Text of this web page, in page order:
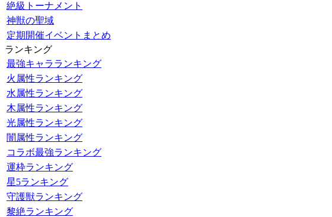
絶級トーナメント
神獣の聖域
定期開催イベントまとめ
ランキング
最強キャラランキング
火属性ランキング
水属性ランキング
木属性ランキング
光属性ランキング
闇属性ランキング
コラボ最強ランキング
運枠ランキング
星5ランキング
守護獣ランキング
黎絶ランキング